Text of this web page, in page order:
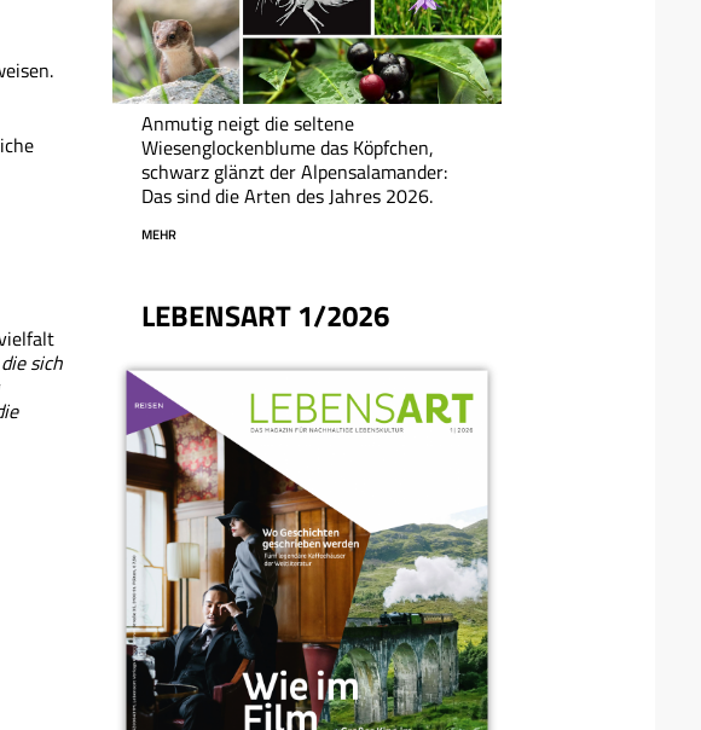
sich
Anmutig neigt die seltene
Wiesenglockenblume das Köpfchen,
schwarz glänzt der Alpensalamander:
Das sind die Arten des Jahres 2026.
MEHR
LEBENSART 1/2026